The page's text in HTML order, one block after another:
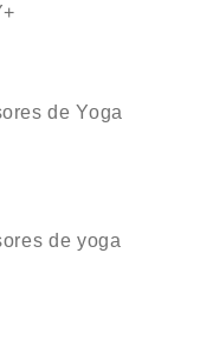
de Yoga
de yoga